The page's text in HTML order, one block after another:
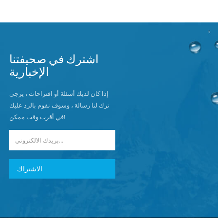
اشترك في صحيفتنا
الإخبارية
إذا كان لديك أسئلة أو اقتراحات ، يرجى
ترك لنا رسالة ، وسوف نقوم بالرد عليك
في أقرب وقت ممكن!
الاشتراك